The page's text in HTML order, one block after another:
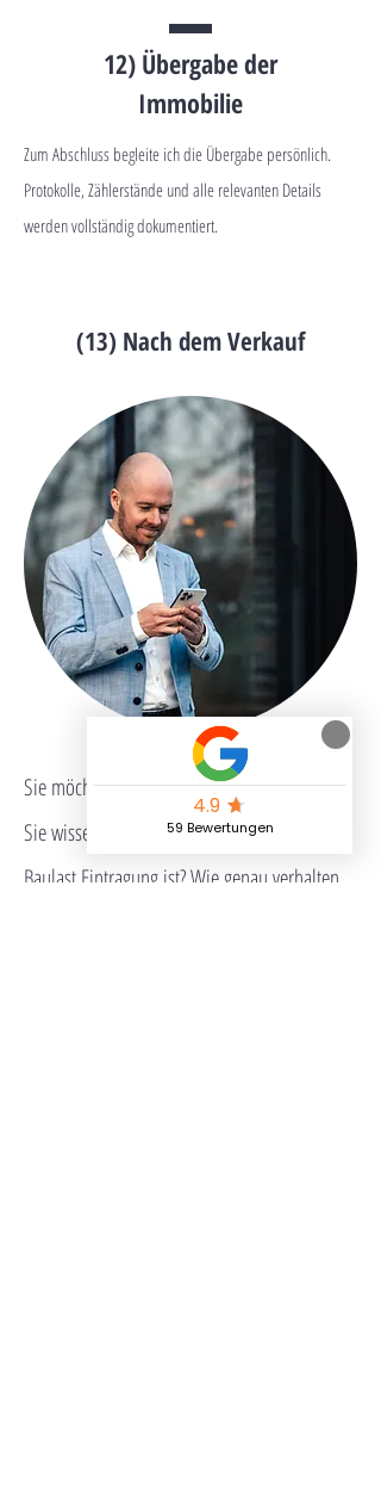
12) Übergabe der
Immobilie
Zum Abschluss begleite ich die Übergabe persönlich.
Protokolle, Zählerstände und alle relevanten Details
werden vollständig dokumentiert.
(13) Nach dem Verkauf
Sie möchten ein neues Investment tätigen?
Sie wissen nicht genau, wie der Ablauf einer
Baulast Eintragung ist? Wie genau verhalten